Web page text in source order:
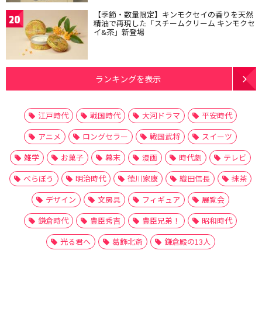
20 【季節・数量限定】キンモクセイの香りを天然
精油で再現した「スチームクリーム キンモクセ
イ&茶」新登場
ランキングを表示
江戸時代 戦国時代 大河ドラマ
平安時代
アニメ
ロングセラー 戦国武将
スイーツ
雑学
お菓子 幕末 漫画 時代劇
テレビ
べらぼう
明治時代 徳川家康 織田信長
抹茶
デザイン
文房具 フィギュア
展覧会
鎌倉時代
豊臣秀吉 豊臣兄弟！
昭和時代
光る君へ
葛飾北斎 鎌倉殿の13人